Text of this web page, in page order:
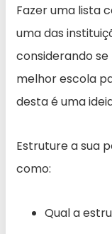
Fazer uma lista
uma das
considerando
melhor escola
desta é uma
Estruture a sua
como:
Qual a